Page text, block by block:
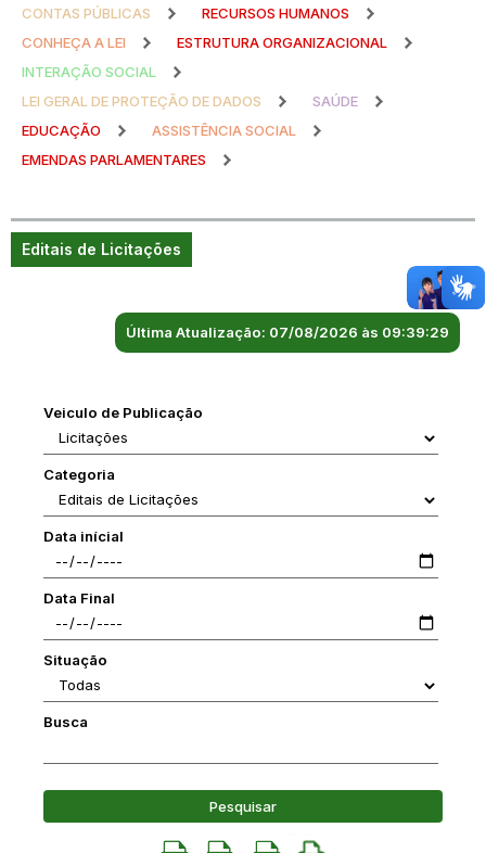
CONTAS PÚBLICAS
RECURSOS HUMANOS
CONHEÇA A LEI
ESTRUTURA ORGANIZACIONAL
INTERAÇÃO SOCIAL
LEI GERAL DE PROTEÇÃO DE DADOS
SAÚDE
EDUCAÇÃO
ASSISTÊNCIA SOCIAL
EMENDAS PARLAMENTARES
Editais de Licitações
Última Atualização: 07/08/2026 às 09:39:29
Veiculo de Publicação
Categoria
Data inícial
Data Final
Situação
Busca
Pesquisar